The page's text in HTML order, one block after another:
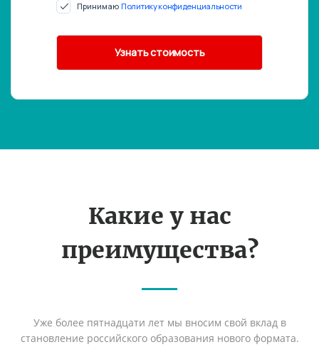
Принимаю Политику конфиденциальности
Какие у нас
преимущества?
Уже более пятнадцати лет мы вносим свой вклад в
становление российского образования нового формата.